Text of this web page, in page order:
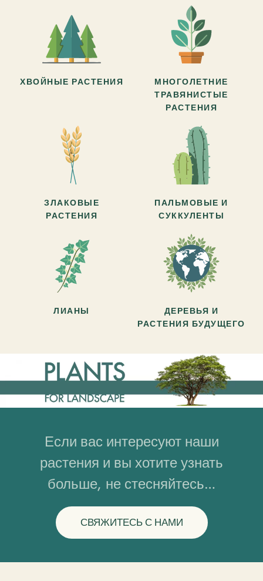
ХВОЙНЫЕ РАСТЕНИЯ
МНОГОЛЕТНИЕ
ТРАВЯНИСТЫЕ
РАСТЕНИЯ
ЗЛАКОВЫЕ
РАСТЕНИЯ
ПАЛЬМОВЫЕ И
СУККУЛЕНТЫ
ЛИАНЫ
ДЕРЕВЬЯ И
РАСТЕНИЯ БУДУЩЕГО
Если вас интересуют наши
растения и вы хотите узнать
больше, не стесняйтесь…
СВЯЖИТЕСЬ С НАМИ